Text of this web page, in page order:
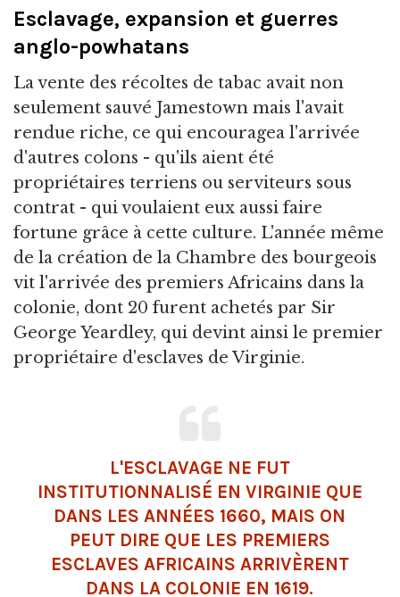
Esclavage, expansion et guerres
anglo-powhatans
La vente des récoltes de tabac avait non
seulement sauvé Jamestown mais l'avait
rendue riche, ce qui encouragea l'arrivée
d'autres colons - qu'ils aient été
propriétaires terriens ou serviteurs sous
contrat - qui voulaient eux aussi faire
fortune grâce à cette culture. L'année même
de la création de la Chambre des bourgeois
vit l'arrivée des premiers Africains dans la
colonie, dont 20 furent achetés par Sir
George Yeardley, qui devint ainsi le premier
propriétaire d'esclaves de Virginie.
L'ESCLAVAGE NE FUT
INSTITUTIONNALISÉ EN VIRGINIE QUE
DANS LES ANNÉES 1660, MAIS ON
PEUT DIRE QUE LES PREMIERS
ESCLAVES AFRICAINS ARRIVÈRENT
DANS LA COLONIE EN 1619.